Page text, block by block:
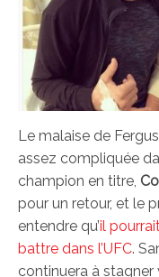
Le malaise de
assez compliquée
champion en titre,
pour un retour, et le
entendre qu’il
battre dans l’UFC.
continuera à stagner